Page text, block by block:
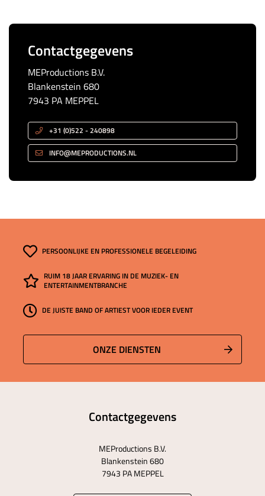
Contactgegevens
MEProductions B.V.
Blankenstein 680
7943 PA MEPPEL
+31 (0)522 - 240898
INFO@MEPRODUCTIONS.NL
PERSOONLIJKE EN PROFESSIONELE BEGELEIDING
RUIM 18 JAAR ERVARING IN DE MUZIEK- EN
ENTERTAINMENTBRANCHE
DE JUISTE BAND OF ARTIEST VOOR IEDER EVENT
ONZE DIENSTEN
Contactgegevens
MEProductions B.V.
Blankenstein 680
7943 PA MEPPEL